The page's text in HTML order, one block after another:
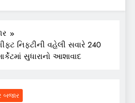
નિફ્ટીની વહેલી સવારે 240
સુધારાનો આશાવાદ
બજાર